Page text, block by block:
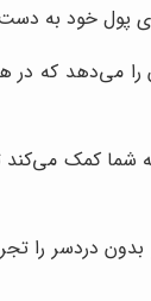
پول خود به
به شما این
شما کمک
دردسر را